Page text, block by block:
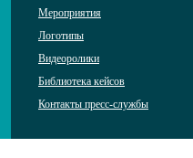
Мероприятия
Логотипы
Видеоролики
Библиотека кейсов
Контакты пресс-службы